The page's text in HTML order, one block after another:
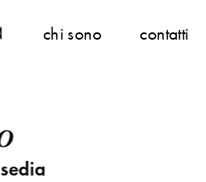
chi sono contatti